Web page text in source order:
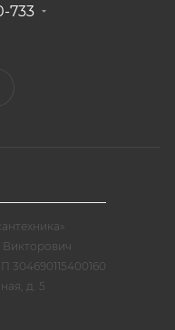
733
д. 5